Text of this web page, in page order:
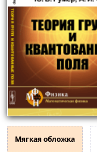
Мягкая обложка